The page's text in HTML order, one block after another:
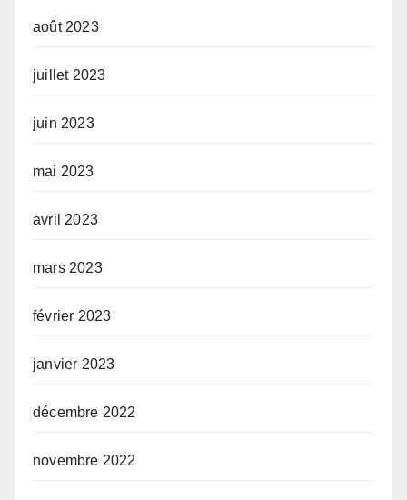
août 2023
juillet 2023
juin 2023
mai 2023
avril 2023
mars 2023
février 2023
janvier 2023
décembre 2022
novembre 2022